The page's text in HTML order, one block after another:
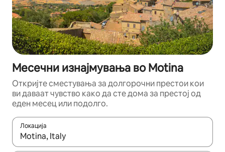
Месечни изнајмувања во Motina
Откријте сместувања за долгорочни престои кои
ви даваат чувство како да сте дома за престој од
еден месец или подолго.
Локација
Кога резултатите се достапни, движете се со копчињата